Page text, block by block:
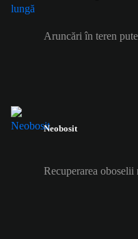
Aruncări în teren
Neobosit
Recuperarea